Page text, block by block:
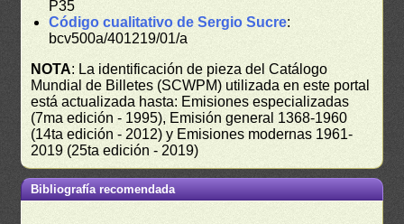
P35
Código cualitativo de Sergio Sucre:
bcv500a/401219/01/a
NOTA: La identificación de pieza del Catálogo
Mundial de Billetes (SCWPM) utilizada en este portal
está actualizada hasta: Emisiones especializadas
(7ma edición - 1995), Emisión general 1368-1960
(14ta edición - 2012) y Emisiones modernas 1961-
2019 (25ta edición - 2019)
Bibliografía recomendada